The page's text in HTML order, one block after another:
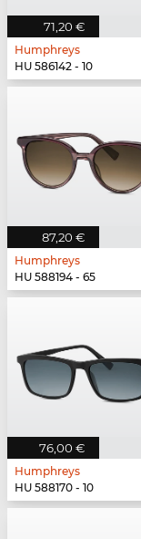
71,20 €
Humphreys
HU 586142 - 10
87,20 €
Humphreys
HU 588194 - 65
76,00 €
Humphreys
HU 588170 - 10